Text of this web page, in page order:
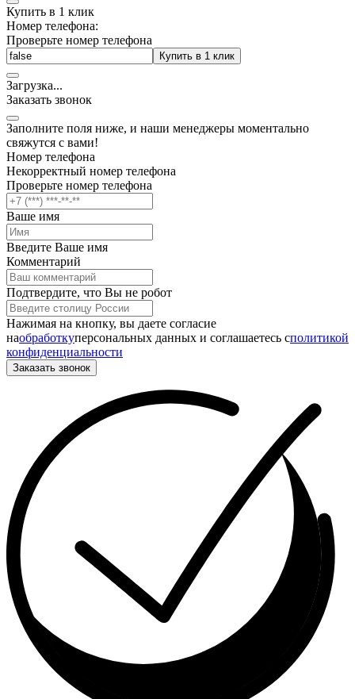
Купить в 1 клик
Номер телефона:
Проверьте номер телефона
Купить в 1 клик
Загрузка...
Заказать звонок
Заполните поля ниже, и наши менеджеры моментально
свяжутся с вами!
Номер телефона
Некорректный номер телефона
Проверьте номер телефона
Ваше имя
Введите Ваше имя
Комментарий
Подтвердите, что Вы не робот
Нажимая на кнопку, вы даете согласие
наобработкуперсональных данных и соглашаетесь cполитикой
конфиденциальности
Заказать звонок